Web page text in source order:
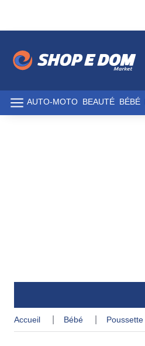
AUTO-MOTO BEAUTÉ BÉBÉ
accueil bébé poussette